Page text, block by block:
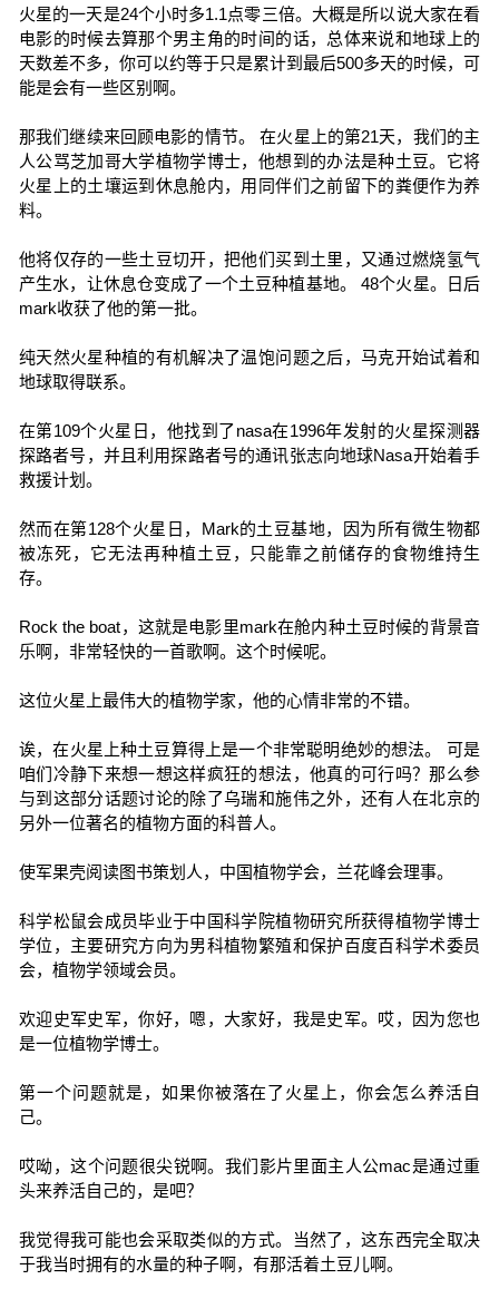
火星的一天是24个小时多1.1点零三倍。大概是所以说大家在看
电影的时候去算那个男主角的时间的话，总体来说和地球上的
天数差不多，你可以约等于只是累计到最后500多天的时候，可
能是会有一些区别啊。
那我们继续来回顾电影的情节。 在火星上的第21天，我们的主
人公骂芝加哥大学植物学博士，他想到的办法是种土豆。它将
火星上的土壤运到休息舱内，用同伴们之前留下的粪便作为养
料。
他将仅存的一些土豆切开，把他们买到土里，又通过燃烧氢气
产生水，让休息仓变成了一个土豆种植基地。 48个火星。日后
mark收获了他的第一批。
纯天然火星种植的有机解决了温饱问题之后，马克开始试着和
地球取得联系。
在第109个火星日，他找到了nasa在1996年发射的火星探测器
探路者号，并且利用探路者号的通讯张志向地球Nasa开始着手
救援计划。
然而在第128个火星日，Mark的土豆基地，因为所有微生物都
被冻死，它无法再种植土豆，只能靠之前储存的食物维持生
存。
Rock the boat，这就是电影里mark在舱内种土豆时候的背景音
乐啊，非常轻快的一首歌啊。这个时候呢。
这位火星上最伟大的植物学家，他的心情非常的不错。
诶，在火星上种土豆算得上是一个非常聪明绝妙的想法。 可是
咱们冷静下来想一想这样疯狂的想法，他真的可行吗？那么参
与到这部分话题讨论的除了乌瑞和施伟之外，还有人在北京的
另外一位著名的植物方面的科普人。
使军果壳阅读图书策划人，中国植物学会，兰花峰会理事。
科学松鼠会成员毕业于中国科学院植物研究所获得植物学博士
学位，主要研究方向为男科植物繁殖和保护百度百科学术委员
会，植物学领域会员。
欢迎史军史军，你好，嗯，大家好，我是史军。哎，因为您也
是一位植物学博士。
第一个问题就是，如果你被落在了火星上，你会怎么养活自
己。
哎呦，这个问题很尖锐啊。我们影片里面主人公mac是通过重
头来养活自己的，是吧？
我觉得我可能也会采取类似的方式。当然了，这东西完全取决
于我当时拥有的水量的种子啊，有那活着土豆儿啊。